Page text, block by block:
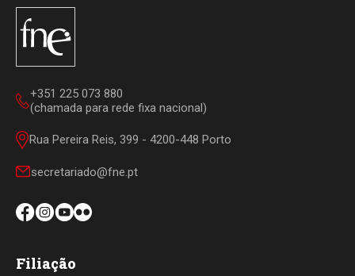
+351 225 073 880
(chamada para rede fixa nacional)
Rua Pereira Reis, 399 - 4200-448 Porto
secretariado@fne.pt
Filiação